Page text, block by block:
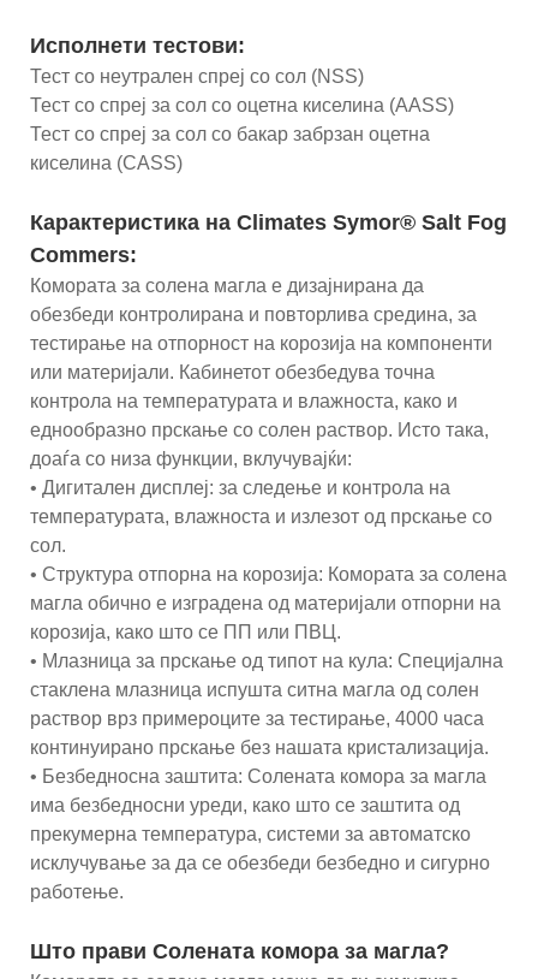
Исполнети тестови:
Тест со неутрален спреј со сол (NSS)
Тест со спреј за сол со оцетна киселина (AASS)
Тест со спреј за сол со бакар забрзан оцетна
киселина (CASS)
Карактеристика на Climates Symor® Salt Fog
Commers:
Комората за солена магла е дизајнирана да
обезбеди контролирана и повторлива средина, за
тестирање на отпорност на корозија на компоненти
или материјали. Кабинетот обезбедува точна
контрола на температурата и влажноста, како и
еднообразно прскање со солен раствор. Исто така,
доаѓа со низа функции, вклучувајќи:
• Дигитален дисплеј: за следење и контрола на
температурата, влажноста и излезот од прскање со
сол.
• Структура отпорна на корозија: Комората за солена
магла обично е изградена од материјали отпорни на
корозија, како што се ПП или ПВЦ.
• Млазница за прскање од типот на кула: Специјална
стаклена млазница испушта ситна магла од солен
раствор врз примероците за тестирање, 4000 часа
континуирано прскање без нашата кристализација.
• Безбедносна заштита: Солената комора за магла
има безбедносни уреди, како што се заштита од
прекумерна температура, системи за автоматско
исклучување за да се обезбеди безбедно и сигурно
работење.
Што прави Солената комора за магла?